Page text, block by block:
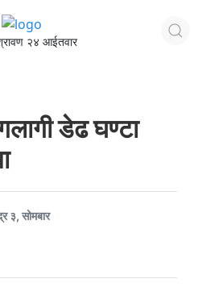
२४ आईतवार
डेढ घण्टा
३, सोमबार